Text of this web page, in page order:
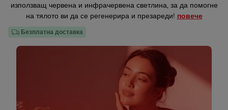
използващ червена и инфрачервена светлина, за да помогне
на тялото ви да се регенерира и презареди! повече
Безплатна доставка